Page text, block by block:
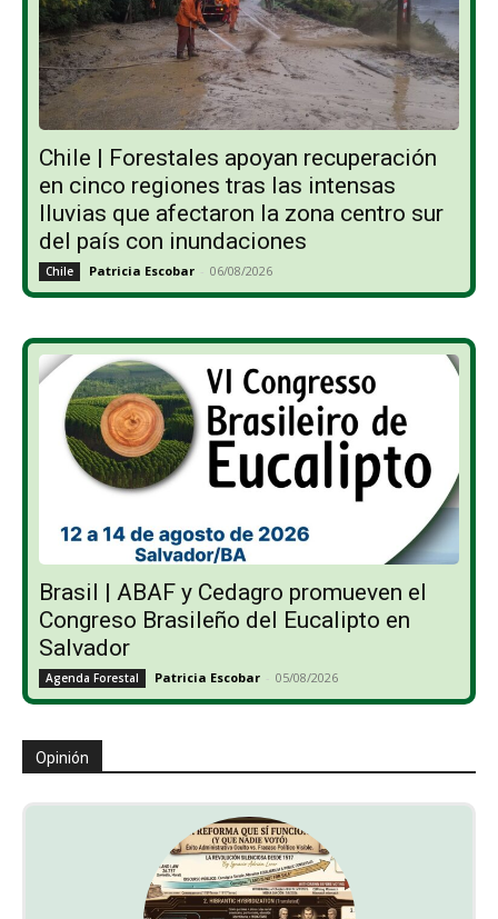
Chile | Forestales apoyan recuperación
en cinco regiones tras las intensas
lluvias que afectaron la zona centro sur
del país con inundaciones
Chile Patricia Escobar - 06/08/2026
Brasil | ABAF y Cedagro promueven el
Congreso Brasileño del Eucalipto en
Salvador
Agenda Forestal Patricia Escobar - 05/08/2026
Opinión